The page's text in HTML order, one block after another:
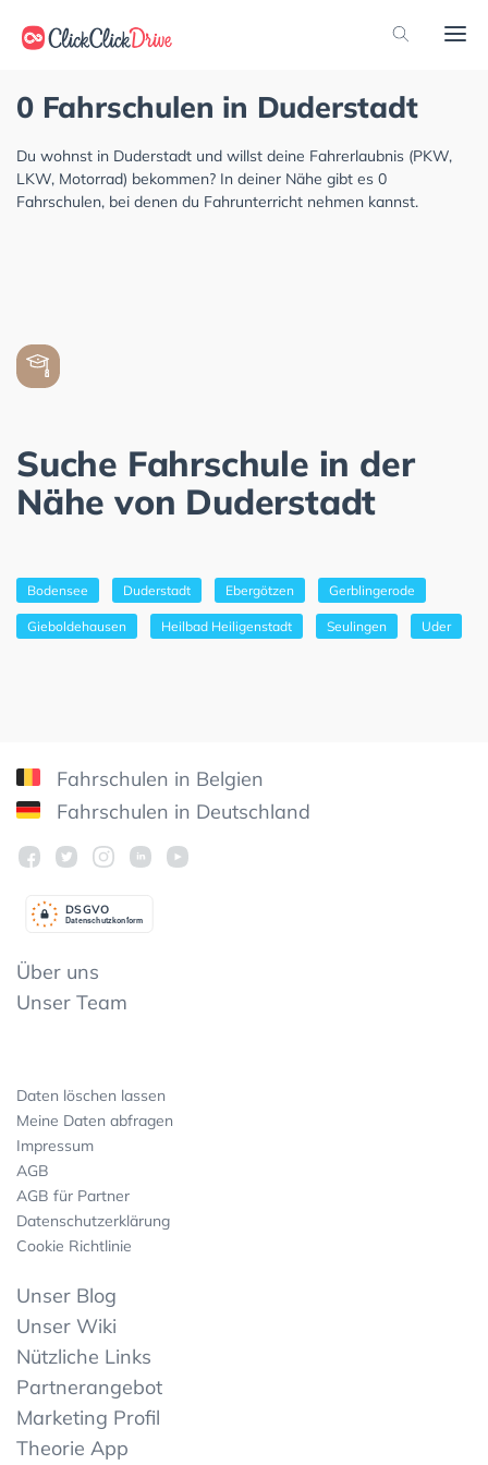
0 Fahrschulen in Duderstadt
Du wohnst in Duderstadt und willst deine Fahrerlaubnis (PKW,
LKW, Motorrad) bekommen? In deiner Nähe gibt es 0
Fahrschulen, bei denen du Fahrunterricht nehmen kannst.
Suche Fahrschule in der
Nähe von Duderstadt
Bodensee Duderstadt Ebergötzen Gerblingerode
Gieboldehausen Heilbad Heiligenstadt Seulingen Uder
Fahrschulen in Belgien
Fahrschulen in Deutschland
Datenschutzkonform
DSGVO
Über uns
Unser Team
Daten löschen lassen
Meine Daten abfragen
Impressum
AGB
AGB für Partner
Datenschutzerklärung
Cookie Richtlinie
Unser Blog
Unser Wiki
Nützliche Links
Partnerangebot
Marketing Profil
Theorie App